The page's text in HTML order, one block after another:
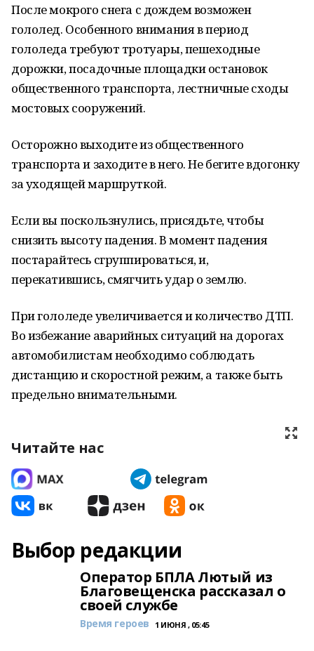
После мокрого снега с дождем возможен
гололед. Особенного внимания в период
гололеда требуют тротуары, пешеходные
дорожки, посадочные площадки остановок
общественного транспорта, лестничные сходы
мостовых сооружений.
Осторожно выходите из общественного
транспорта и заходите в него. Не бегите вдогонку
за уходящей маршруткой.
Если вы поскользнулись, присядьте, чтобы
снизить высоту падения. В момент падения
постарайтесь сгруппироваться, и,
перекатившись, смягчить удар о землю.
При гололеде увеличивается и количество ДТП.
Во избежание аварийных ситуаций на дорогах
автомобилистам необходимо соблюдать
дистанцию и скоростной режим, а также быть
предельно внимательными.
Читайте нас
Выбор редакции
Оператор БПЛА Лютый из
Благовещенска рассказал о
своей службе
Время героев 1 ИЮНЯ , 05:45